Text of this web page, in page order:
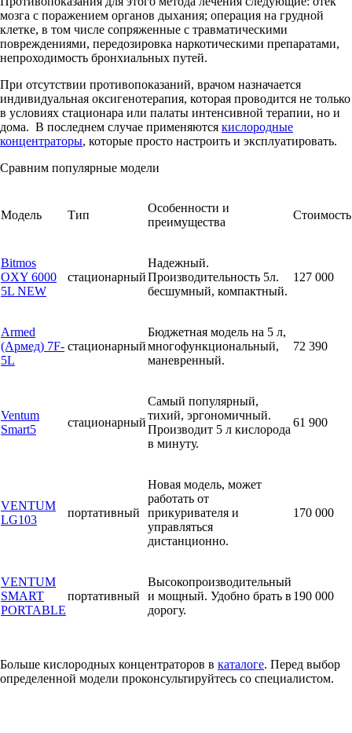
мозга с поражением органов дыхания; операция на грудной
клетке, в том числе сопряженные с травматическими
повреждениями, передозировка наркотическими препаратами,
непроходимость бронхиальных путей.
При отсутствии противопоказаний, врачом назначается
индивидуальная оксигенотерапия, которая проводится не только
в условиях стационара или палаты интенсивной терапии, но и
дома. В последнем случае применяются кислородные
концентраторы, которые просто настроить и эксплуатировать.
Сравним популярные модели
Модель Тип
Особенности и
преимущества
Стоимость
Bitmos
OXY 6000
5L NEW
стационарный
Надежный.
Производительность 5л.
бесшумный, компактный.
127 000
Armed
(Армед) 7F-
5L
стационарный
Бюджетная модель на 5 л,
многофункциональный,
маневренный.
72 390
Ventum
Smart5
стационарный
Самый популярный,
тихий, эргономичный.
Производит 5 л кислорода
в минуту.
61 900
VENTUM
LG103
портативный
Новая модель, может
работать от
прикуривателя и
управляться
дистанционно.
170 000
VENTUM
SMART
PORTABLE
портативный
Высокопроизводительный
и мощный. Удобно брать в
дорогу.
190 000
Больше кислородных концентраторов в каталоге. Перед выбор
определенной модели проконсультируйтесь со специалистом.